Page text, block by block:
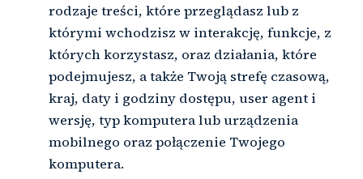
rodzaje treści, które przeglądasz lub z
którymi wchodzisz w interakcję, funkcje, z
których korzystasz, oraz działania, które
podejmujesz, a także Twoją strefę czasową,
kraj, daty i godziny dostępu, user agent i
wersję, typ komputera lub urządzenia
mobilnego oraz połączenie Twojego
komputera.